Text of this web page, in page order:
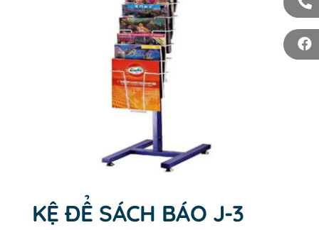
KỆ ĐỂ SÁCH BÁO J-3